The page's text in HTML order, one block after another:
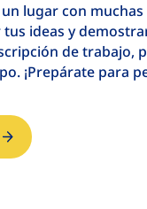
lugar con
ideas y
de trabajo,
¡Prepárate para